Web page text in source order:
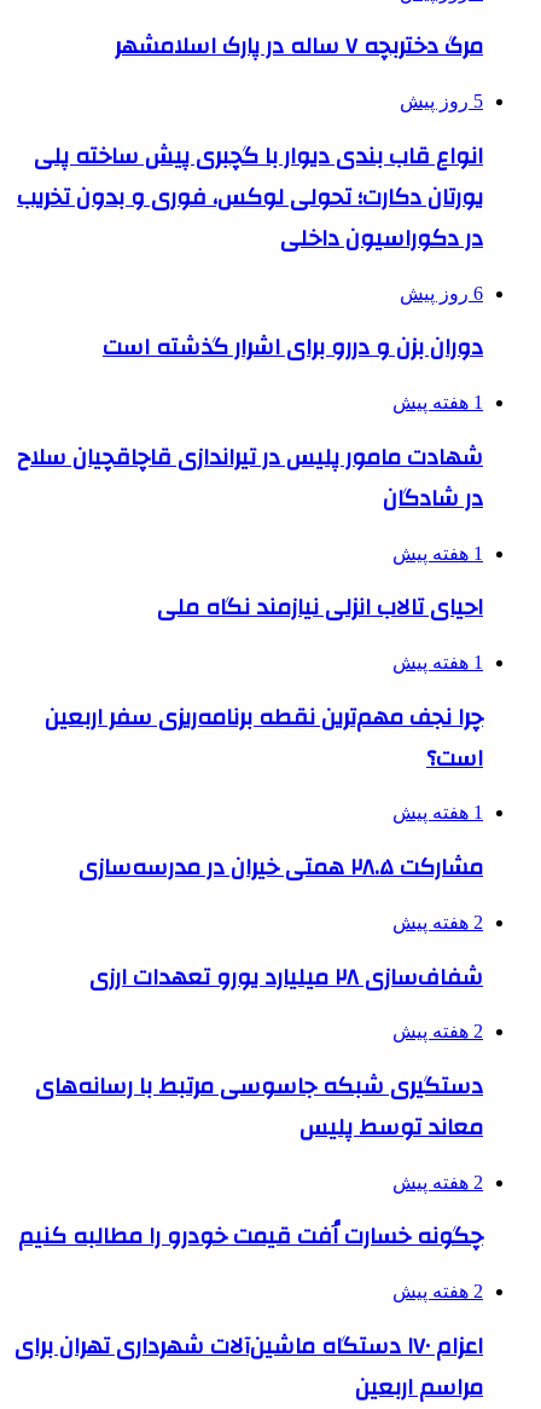
مرگ دختربچه ۷ ساله در پارک اسلامشهر
5 روز پیش
انواع قاب بندی دیوار با گچبری پیش ساخته پلی
یورتان دکارت؛ تحولی لوکس، فوری و بدون تخریب
در دکوراسیون داخلی
6 روز پیش
دوران بزن و دررو برای اشرار گذشته است
1 هفته پیش
شهادت مامور پلیس در تیراندازی قاچاقچیان سلاح
در شادگان
1 هفته پیش
احیای تالاب انزلی نیازمند نگاه ملی
1 هفته پیش
چرا نجف مهم‌ترین نقطه برنامه‌ریزی سفر اربعین
است؟
1 هفته پیش
مشارکت ۲۸.۵ همتی خیران در مدرسه‌سازی
2 هفته پیش
شفاف‌سازی ۲۸ میلیارد یورو تعهدات ارزی
2 هفته پیش
دستگیری شبکه جاسوسی مرتبط با رسانه‌های
معاند توسط پلیس
2 هفته پیش
چگونه خسارت اُفت قیمت خودرو را مطالبه کنیم
2 هفته پیش
اعزام ۱۷۰ دستگاه ماشین‌آلات شهرداری تهران برای
مراسم اربعین